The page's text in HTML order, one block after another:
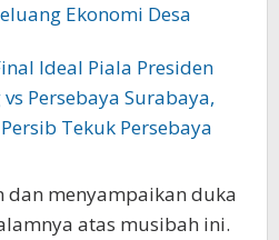
Ekonomi Desa
Ideal Piala Presiden
Persebaya Surabaya,
Tekuk Persebaya
dan menyampaikan duka
atas musibah ini.